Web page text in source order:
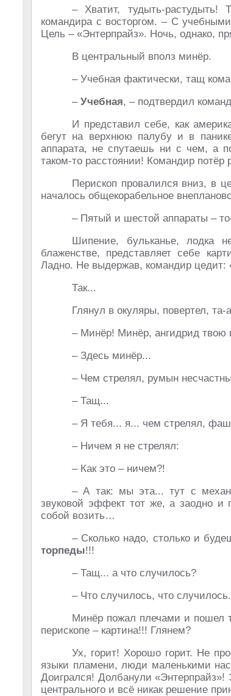
– Хватит, тудыть-растудыть!
командира с восторгом. – С
Цель – «Энтерпрайз». Ночь, однако,
В центральный вполз минёр.
– Учебная фактически, тащ
– Учебная, – подтвердил
И представил себе, как
бегут на верхнюю палубу и в
аппарата, не спутаешь ни с чем, а
таком-то расстоянии! Командир
Перископ провалился вниз, в
началось общекорабельное
– Пятый и шестой аппараты –
Шипение, бульканье, лодка
блаженстве, представляет себе
Ладно. Не выдержав, командир цедит:
Так...
Глянул в окуляры, повертел,
– Минёр! Минёр, ангидрид твою
– Здесь минёр...
– Чем стрелял, румын
– Тащ...
– Я тебя... я... чем стрелял,
– Ничем я не стрелял:
– Как это – ничем?!
– А так: мы эта... тут с
звуковой эффект тот же, а заодно и
собой возить…
– Сколько надо, столько и
торпеды!!!
– Тащ... а что случилось?
– Что случилось, что
Минёр пожал плечами и пошел
перископе – картина!!! Глянем?
Ух, горит! Хорошо горит. Не
языки пламени, люди маленькими
Доигрался! Долбанули
центрального и всё никак решение